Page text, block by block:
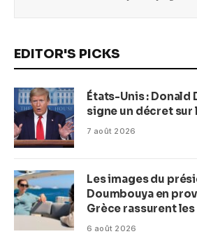
EDITOR'S PICKS
États-Unis : Donald
signe un décret sur
7 août 2026
Les images du
Doumbouya en
Grèce rassurent les
(Macka Baldé)
6 août 2026